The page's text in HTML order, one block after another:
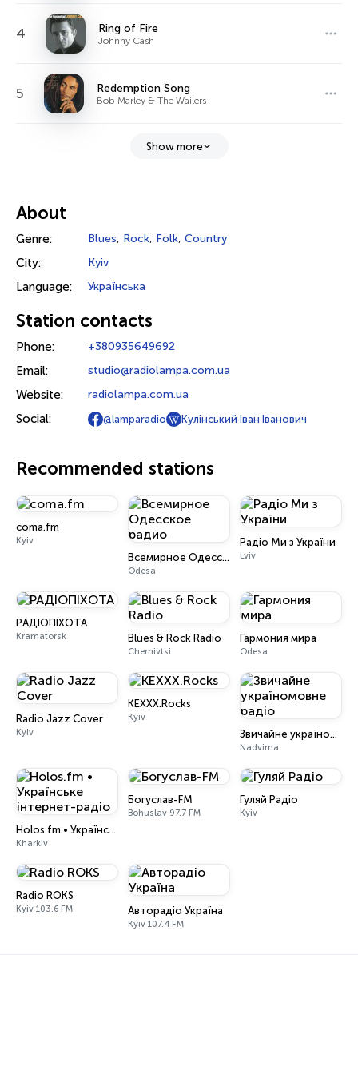
4 Ring of Fire
Johnny Cash
5 Redemption Song
Bob Marley & The Wailers
Show more
About
Genre: Blues, Rock, Folk, Country
City: Kyiv
Language: Українська
Station contacts
Phone: +380935649692
Email: studio@radiolampa.com.ua
Website: radiolampa.com.ua
Social: @lamparadio Кулінський Іван Іванович
Recommended stations
coma.fm
Kyiv
Всемирное Одесское радио
Odesa
Радіо Ми з України
Lviv
РАДІОПІХОТА
Kramatorsk Blues & Rock Radio
Chernivtsi
Гармония мира
Odesa
Radio Jazz Cover
Kyiv
KEXXX.Rocks
Kyiv
Звичайне україномовне радіо
Nadvirna
Holos.fm • Українське інтернет-радіо
Kharkiv
Богуслав-FM
Bohuslav 97.7 FM
Гуляй Радіо
Kyiv
Radio ROKS
Kyiv 103.6 FM Авторадіо Україна
Kyiv 107.4 FM